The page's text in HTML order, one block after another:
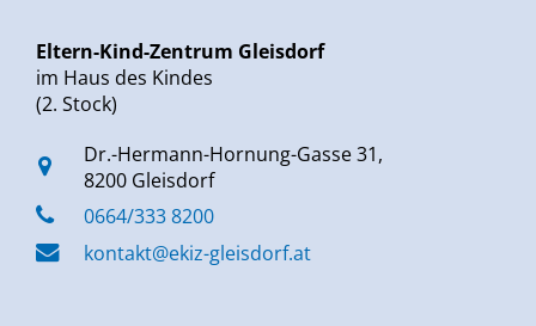
Eltern-Kind-Zentrum Gleisdorf
im Haus des Kindes
(2. Stock)
Dr.-Hermann-Hornung-Gasse 31,
8200 Gleisdorf
0664/333 8200
kontakt@ekiz-gleisdorf.at